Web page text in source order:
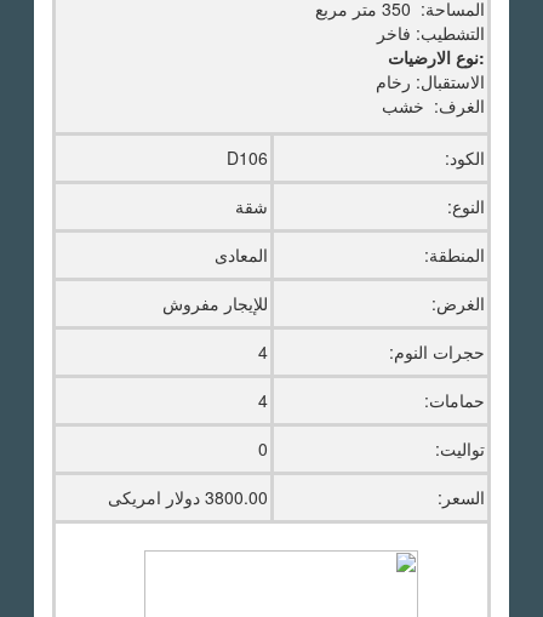
المساحة: 350 متر مربع
التشطيب: فاخر
:نوع الارضيات
الاستقبال: رخام
الغرف: خشب
الكود:
D106
النوع:
شقة
المنطقة:
المعادى
الغرض:
للإيجار مفروش
حجرات النوم:
4
حمامات:
4
تواليت:
0
السعر:
3800.00 دولار امريكى